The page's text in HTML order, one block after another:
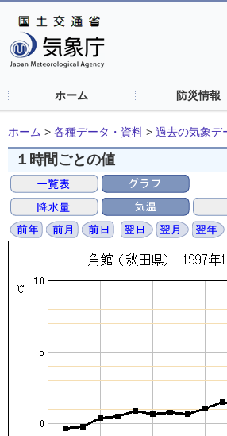
ホーム 防災情報
ホーム > 各種データ・資料 > 過去の気象デ
１時間ごとの値